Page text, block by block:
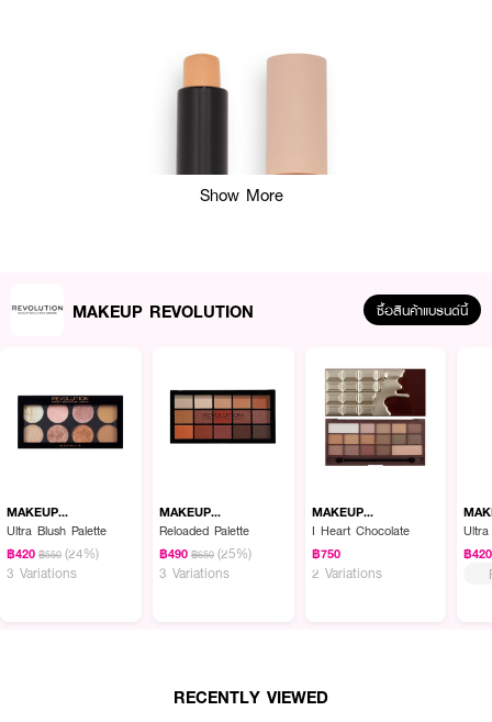
ผลลัพธ์ที่ได้ :
ไฮไลท์และคอนทัวร์ในเท่งเดียว ขนาดกระทัดจับถนัดมือ พกพาสะดวก
● MAKEUP REVOLUTION Revolution Fast Base Contour Stick Fair
สำหรับโทนสีผิวขาว
Show More
MAKEUP REVOLUTION ซื้อสินค้าแบรนด์นี้
MAKEUP
REVOLUTION
Ultra Blush Palette
฿420 ฿550 (24%)
3 Variations
MAKEUP
REVOLUTION
Reloaded Palette
฿490 ฿650 (25%)
3 Variations
MAKEUP
REVOLUTION
I Heart Chocolate
฿750
2 Variations
฿420
RECENTLY VIEWED